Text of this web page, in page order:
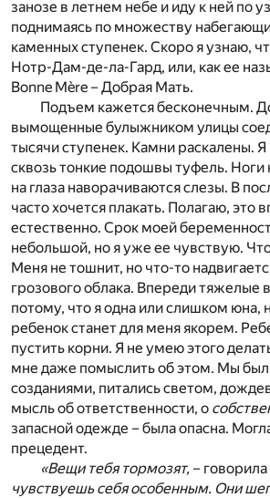
занозе в летнем небе и иду к ней по
поднимаясь по множеству
каменных ступенек. Скоро я узнаю,
Нотр-Дам-де-ла-Гард, или, как ее
Bonne Mère – Добрая Мать.
Подъем кажется бесконечным.
вымощенные булыжником улицы
тысячи ступенек. Камни раскалены.
сквозь тонкие подошвы туфель. Ноги
на глаза наворачиваются слезы. В
часто хочется плакать. Полагаю, это
естественно. Срок моей
небольшой, но я уже ее чувствую.
Меня не тошнит, но что-то
грозового облака. Впереди тяжелые
потому, что я одна или слишком юна,
ребенок станет для меня якорем.
пустить корни. Я не умею этого
мне даже помыслить об этом. Мы
созданиями, питались светом,
мысль об ответственности, о
запасной одежде – была опасна.
прецедент.
«Вещи тебя тормозят, – говорила
чувствуешь себя особенным. Они